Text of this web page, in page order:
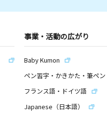
事業・活動の広がり
Baby Kumon
ペン習字・かきかた・筆ペ
フランス語・ドイツ語
Japanese（日本語）